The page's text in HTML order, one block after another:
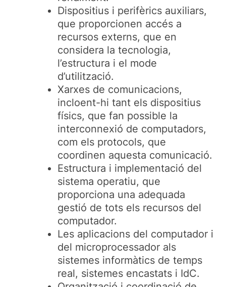
Dispositius i perifèrics auxiliars,
que proporcionen accés a
recursos externs, que en
considera la tecnologia,
l’estructura i el mode
d’utilització.
Xarxes de comunicacions,
incloent-hi tant els dispositius
físics, que fan possible la
interconnexió de computadors,
com els protocols, que
coordinen aquesta comunicació.
Estructura i implementació del
sistema operatiu, que
proporciona una adequada
gestió de tots els recursos del
computador.
Les aplicacions del computador i
del microprocessador als
sistemes informàtics de temps
real, sistemes encastats i IdC.